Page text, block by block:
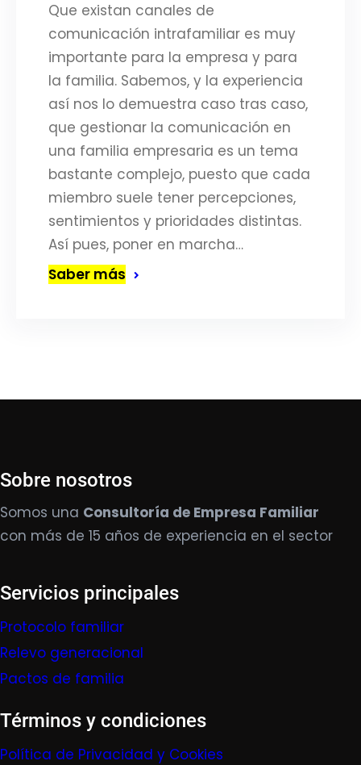
Que existan canales de
comunicación intrafamiliar es muy
importante para la empresa y para
la familia. Sabemos, y la experiencia
así nos lo demuestra caso tras caso,
que gestionar la comunicación en
una familia empresaria es un tema
bastante complejo, puesto que cada
miembro suele tener percepciones,
sentimientos y prioridades distintas.
Así pues, poner en marcha…
Saber más
Sobre nosotros
Somos una Consultoría de Empresa Familiar
con más de 15 años de experiencia en el sector
Servicios principales
Protocolo familiar
Relevo generacional
Pactos de familia
Términos y condiciones
Política de Privacidad y Cookies